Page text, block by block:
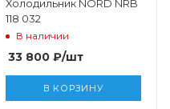
Холодильник NORD NRB
118 032
В наличии
33 800₽/шт
В КОРЗИНУ